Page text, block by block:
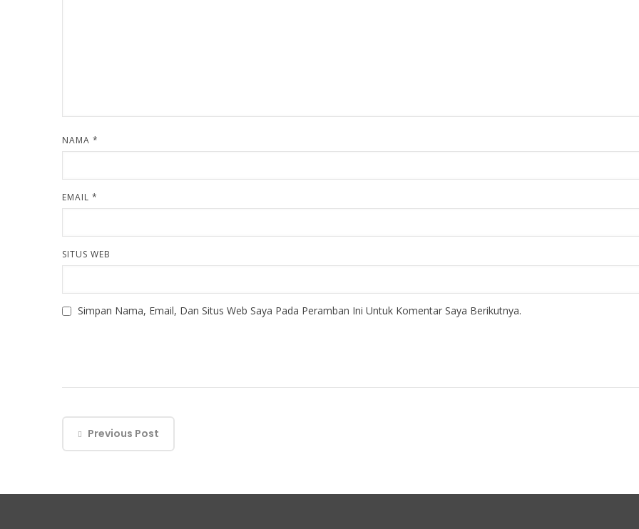
NAMA *
EMAIL *
SITUS WEB
Simpan Nama, Email, Dan Situs Web Saya Pada Peramban Ini Untuk Komentar Saya Berikutnya.
Previous Post